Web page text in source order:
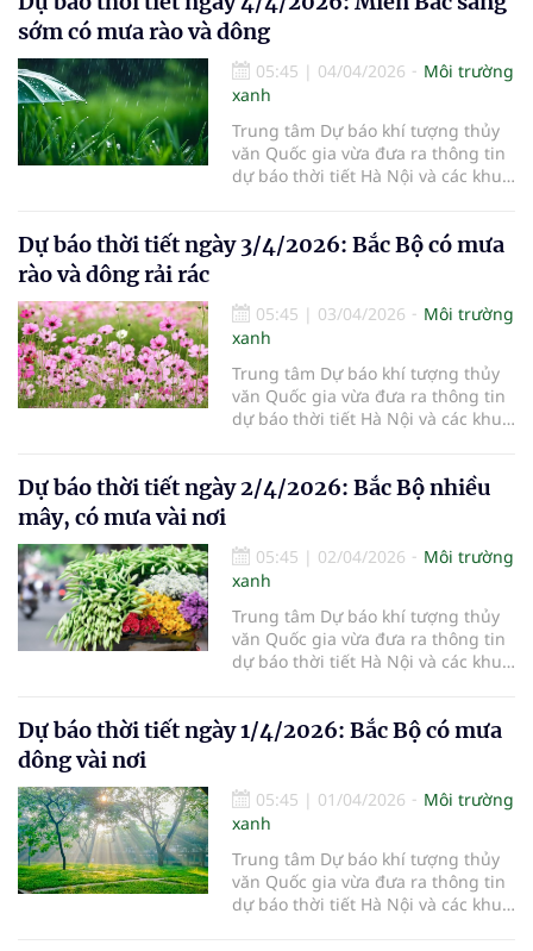
sớm có mưa rào và dông
05:45 | 04/04/2026
Môi trường
xanh
Trung tâm Dự báo khí tượng thủy
văn Quốc gia vừa đưa ra thông tin
dự báo thời tiết Hà Nội và các khu
Dự báo thời tiết ngày 3/4/2026: Bắc Bộ có mưa
rào và dông rải rác
05:45 | 03/04/2026
Môi trường
xanh
Trung tâm Dự báo khí tượng thủy
văn Quốc gia vừa đưa ra thông tin
dự báo thời tiết Hà Nội và các khu
Dự báo thời tiết ngày 2/4/2026: Bắc Bộ nhiều
mây, có mưa vài nơi
05:45 | 02/04/2026
Môi trường
xanh
Trung tâm Dự báo khí tượng thủy
văn Quốc gia vừa đưa ra thông tin
dự báo thời tiết Hà Nội và các khu
Dự báo thời tiết ngày 1/4/2026: Bắc Bộ có mưa
dông vài nơi
05:45 | 01/04/2026
Môi trường
xanh
Trung tâm Dự báo khí tượng thủy
văn Quốc gia vừa đưa ra thông tin
dự báo thời tiết Hà Nội và các khu